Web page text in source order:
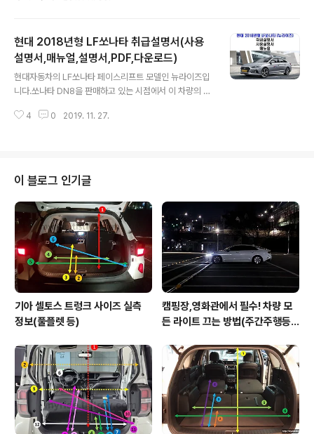
형 차량의 판매량이 1위를 차지할만큼(이전 그랜저IG 기
준) 준대형 세단에 대한 관심이 뜨겁습니다.아무리 SUV 열
풍이라 하더라도, 준대형 세단 거기에 연비좋은 하이브리
드 모델에 대한 소비자의 관심은계속 이어지고 있습니다.
비자께서는 해당 차량의 각종 정보와 규격 등을 잘 알아야
현대 2018년형 LF쏘나타 취급설명서(사용
설명서,매뉴얼,설명서,PDF,다운로드)
현대자동차의 LF쏘나타 페이스리프트 모델인 뉴라이즈입
니다.쏘나타 DN8을 판매하고 있는 시점에서 이 차량의 취
가 되고 있기 때문입니다. 쏘나타 DN8은 이미지 개선을 위
교체 주기는 '정기점검' 파일을,오일류의 규격 정보는 '차량
정보' 파일을,전체 파일을 모두 합친 '합본'이 있으니 참고
하시기 바랍니다. 현대 2018년형 LF쏘나타 취급설명서
(사용설명서,매뉴얼,설명서,PDF,다운로드) * 출처 : 현대
자동차
4 0 2019. 11. 27.
이 블로그 인기글
기아 셀토스 트렁크 사이즈 실측
정보(풀플렛 등)
캠핑장,영화관에서 필수! 차량 모
든 라이트 끄는 방법(주간주행등D